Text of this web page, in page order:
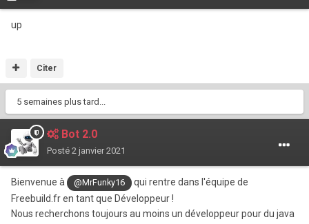
up
Citer
5 semaines plus tard...
Bot 2.0
Posté 2 janvier 2021
Bienvenue à @MrFunky16
qui rentre dans l'équipe de
Freebuild.fr en tant que Développeur !
Nous recherchons toujours au moins un développeur pour du java